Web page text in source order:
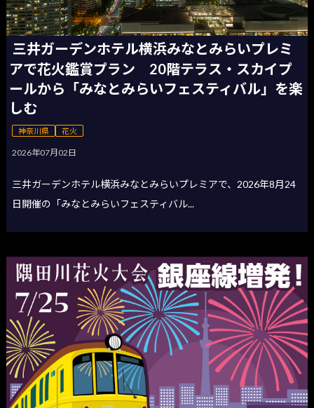
三井ガーデンホテル横浜みなとみらいプレミ
アで花火鑑賞プラン 20階テラス・スカイプ
ールから「みなとみらいフェスティバル」を楽
しむ
神奈川県 花火
2026年07月02日
三井ガーデンホテル横浜みなとみらいプレミアで、2026年8月24
日開催の「みなとみらいフェスティバル...